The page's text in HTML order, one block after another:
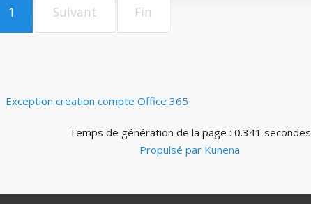
1 Suivant Fin
Exception creation compte Office 365
Temps de génération de la page : 0.341 secondes
Propulsé par Kunena